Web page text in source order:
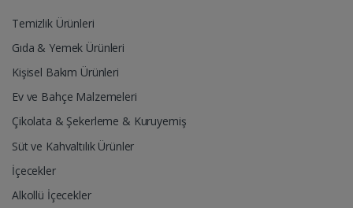
Temizlik Ürünleri
Gıda & Yemek Ürünleri
Kişisel Bakım Ürünleri
Ev ve Bahçe Malzemeleri
Çikolata & Şekerleme & Kuruyemiş
Süt ve Kahvaltılık Ürünler
İçecekler
Alkollü İçecekler